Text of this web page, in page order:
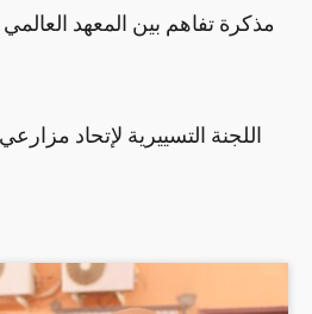
مذكرة تفاهم بين المعهد
اللجنة التسييرية لإتحاد